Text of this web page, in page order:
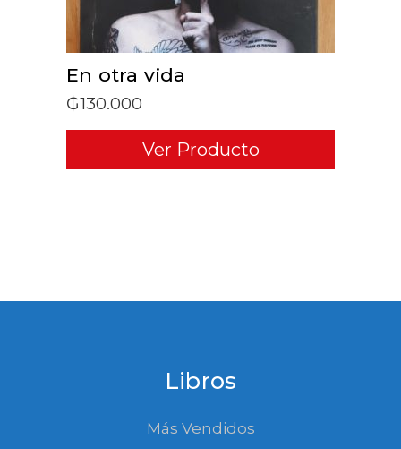
En otra vida
₲130.000
Ver Producto
Libros
Más Vendidos